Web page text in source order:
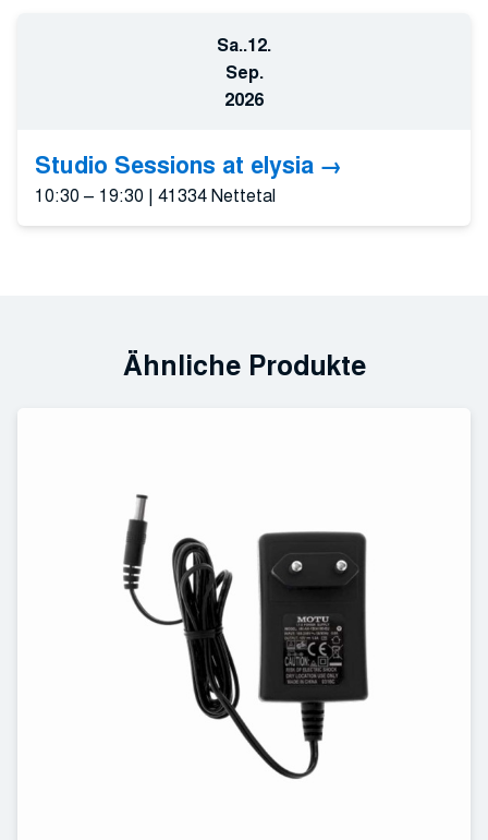
Sa..12.
Sep.
2026
Studio Sessions at elysia
10:30 – 19:30 | 41334 Nettetal
Ähnliche Produkte